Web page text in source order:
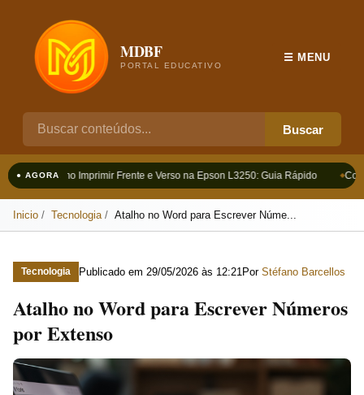
MDBF
PORTAL EDUCATIVO
Buscar
☰ MENU
● AGORAComo Imprimir Frente e Verso na Epson L3250: Guia Rápido
Inicio Tecnologia Atalho no Word para Escrever Núme...
Tecnologia Publicado em 29/05/2026 às 12:21 Por Stéfano Barcellos
Atalho no Word para Escrever Números
por Extenso